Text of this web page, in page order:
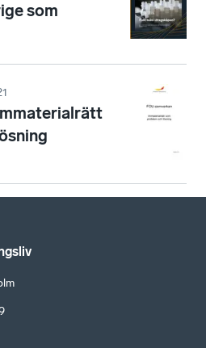
som